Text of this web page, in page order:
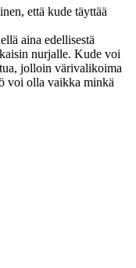
että kude täyttää
aina edellisestä
nurjalle. Kude voi
jolloin värivalikoima
voi olla vaikka minkä